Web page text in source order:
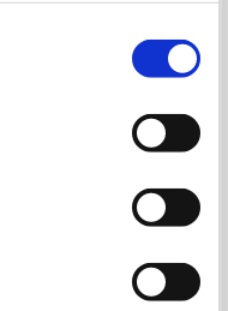
Paul Stefanescu - Culisele
Romaniei (volumul 1)